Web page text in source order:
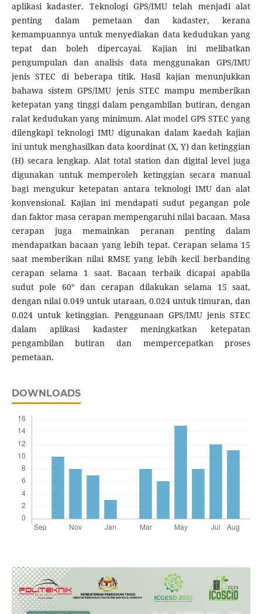
aplikasi kadaster. Teknologi GPS/IMU telah menjadi alat
penting dalam pemetaan dan kadaster, kerana
kemampuannya untuk menyediakan data kedudukan yang
tepat dan boleh dipercayai. Kajian ini melibatkan
pengumpulan dan analisis data menggunakan GPS/IMU
jenis STEC di beberapa titik. Hasil kajian menunjukkan
bahawa sistem GPS/IMU jenis STEC mampu memberikan
ketepatan yang tinggi dalam pengambilan butiran, dengan
ralat kedudukan yang minimum. Alat model GPS STEC yang
dilengkapi teknologi IMU digunakan dalam kaedah kajian
ini untuk menghasilkan data koordinat (X, Y) dan ketinggian
(H) secara lengkap. Alat total station dan digital level juga
digunakan untuk memperoleh ketinggian secara manual
bagi mengukur ketepatan antara teknologi IMU dan alat
konvensional. Kajian ini mendapati sudut pegangan pole
dan faktor masa cerapan mempengaruhi nilai bacaan. Masa
cerapan juga memainkan peranan penting dalam
mendapatkan bacaan yang lebih tepat. Cerapan selama 15
saat memberikan nilai RMSE yang lebih kecil berbanding
cerapan selama 1 saat. Bacaan terbaik dicapai apabila
sudut pole 60° dan cerapan dilakukan selama 15 saat,
dengan nilai 0.049 untuk utaraan, 0.024 untuk timuran, dan
0.024 untuk ketinggian. Penggunaan GPS/IMU jenis STEC
dalam aplikasi kadaster meningkatkan ketepatan
pengambilan butiran dan mempercepatkan proses
pemetaan.
DOWNLOADS